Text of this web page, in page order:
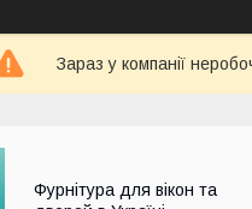
Зараз у компанії
Фурнітура для вікон та